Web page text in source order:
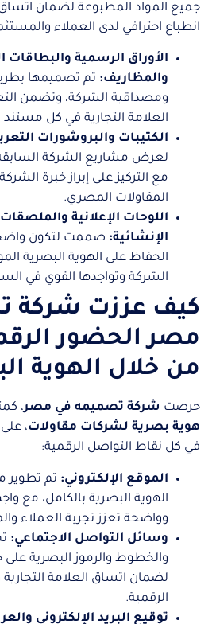
جميع المواد المطبوعة لضمان اتساق
انطباع احترافي لدى العملاء
الأوراق الرسمية
والمظاريف: تم تصميمها
ومصداقية الشركة، وتضمن
العلامة التجارية في كل
الكتيبات والبروشورات
لعرض مشاريع الشركة
مع التركيز على إبراز خبرة
المقاولات المصري.
اللوحات الإعلانية
الإنشائية: صممت لتكون
الحفاظ على الهوية البصرية
الشركة وتواجدها القوي في
كيف عززت شركة
مصر الحضور
من خلال الهوية
حرصت شركة تصميمه في مصر،
هوية بصرية لشركات مقاولات،
في كل نقاط التواصل الرقمية:
الموقع الإلكتروني: تم تطوير
الهوية البصرية بالكامل، مع
وواضحة تعزز تجربة العملاء
وسائل التواصل الاجتماعي:
والخطوط والرموز البصرية
لضمان اتساق العلامة التجارية
الرقمية.
توقيع البريد الإلكتروني